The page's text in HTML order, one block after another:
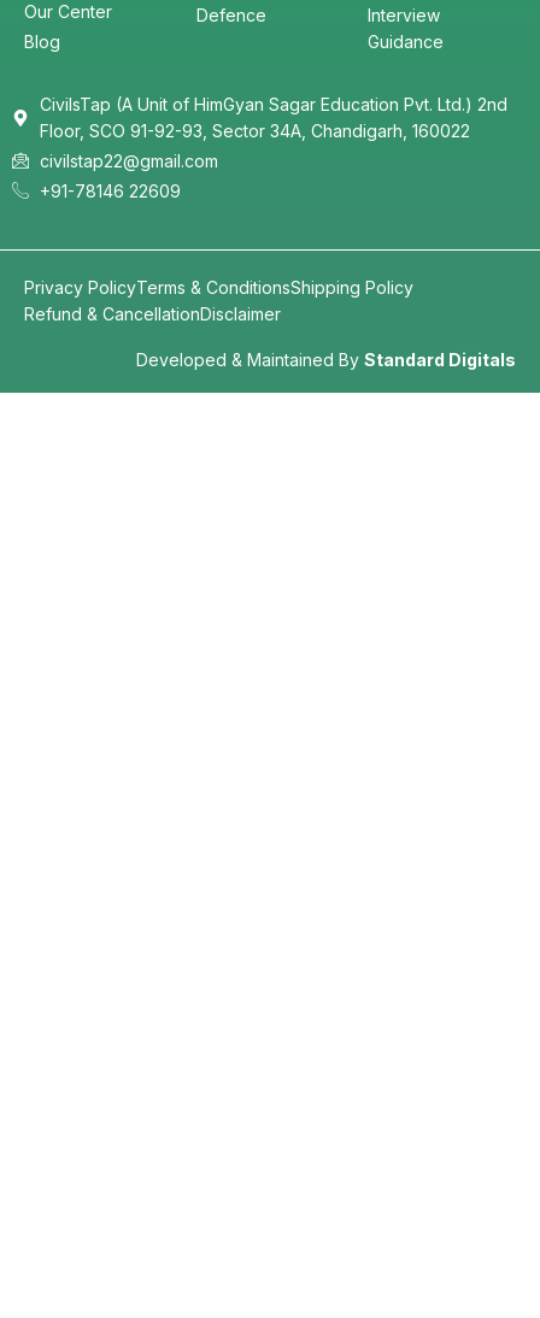
Our Center
Blog
Defence
Interview
Guidance
CivilsTap (A Unit of HimGyan Sagar Education Pvt. Ltd.) 2nd
Floor, SCO 91-92-93, Sector 34A, Chandigarh, 160022
civilstap22@gmail.com
+91-78146 22609
Privacy PolicyTerms & ConditionsShipping Policy
Refund & CancellationDisclaimer
Developed & Maintained By Standard Digitals